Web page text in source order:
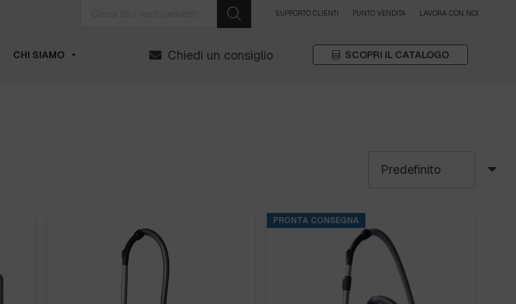
SUPPORTO CLIENTI PUNTO VENDITA LAVORA CON NOI
CHI SIAMO Chiedi un consiglio SCOPRI IL CATALOGO
PRONTA CONSEGNA